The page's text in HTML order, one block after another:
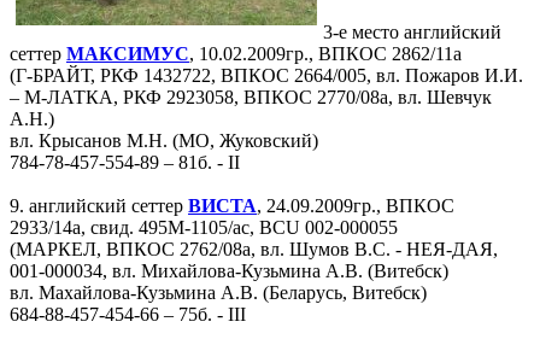
3-е место английский
сеттер МАКСИМУС, 10.02.2009гр., ВПКОС 2862/11а
(Г-БРАЙТ, РКФ 1432722, ВПКОС 2664/005, вл. Пожаров И.И.
– М-ЛАТКА, РКФ 2923058, ВПКОС 2770/08а, вл. Шевчук
А.Н.)
вл. Крысанов М.Н. (МО, Жуковский)
784-78-457-554-89 – 81б. - II
9. английский сеттер ВИСТА, 24.09.2009гр., ВПКОС
2933/14а, свид. 495М-1105/ас, BCU 002-000055
(МАРКЕЛ, ВПКОС 2762/08а, вл. Шумов В.С. - НЕЯ-ДАЯ,
001-000034, вл. Михайлова-Кузьмина А.В. (Витебск)
вл. Махайлова-Кузьмина А.В. (Беларусь, Витебск)
684-88-457-454-66 – 75б. - III